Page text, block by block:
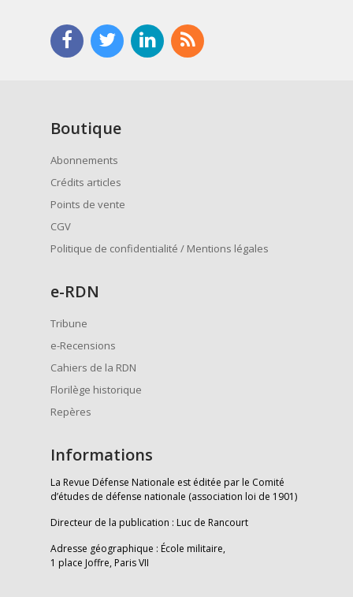
Boutique
Abonnements
Crédits articles
Points de vente
CGV
Politique de confidentialité / Mentions légales
e-RDN
Tribune
e-Recensions
Cahiers de la RDN
Florilège historique
Repères
Informations
La Revue Défense Nationale est éditée par le Comité
d’études de défense nationale (association loi de 1901)
Directeur de la publication : Luc de Rancourt
Adresse géographique : École militaire,
1 place Joffre, Paris VII